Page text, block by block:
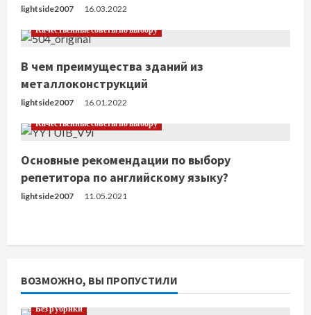
е
н
и
е
lightside2007
16.03.2022
Качественные советы по выбору
В чем преимущества зданий из
металлоконструкций
lightside2007
16.01.2022
Качественные советы по выбору
Основные рекомендации по выбору
репетитора по английскому языку?
lightside2007 11.05.2021
ВОЗМОЖНО, ВЫ ПРОПУСТИЛИ
Без рубрики